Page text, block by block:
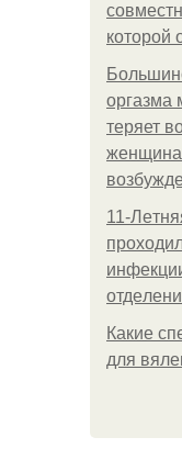
которой
оргазма
теряет
женщина
11-
Какие
для